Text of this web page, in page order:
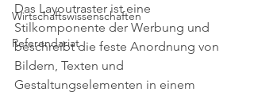
Wirtschaftswissenschaften
Referendariat
Das Layoutraster ist eine
Stilkomponente der Werbung und
beschreibt die feste Anordnung von
Bildern, Texten und
Gestaltungselementen in einem